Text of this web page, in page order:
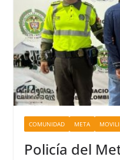
COMUNIDAD META
Policía del